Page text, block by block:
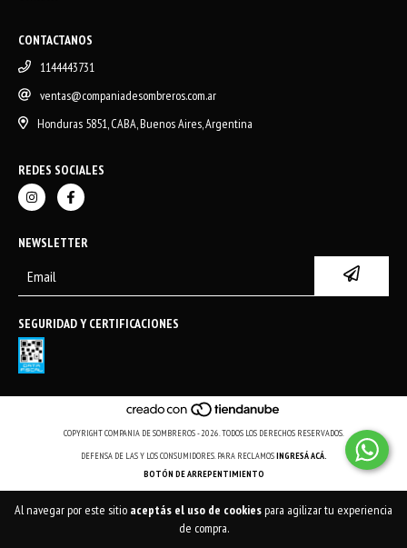
Al navegar por este sitio aceptás el uso de cookiespara agilizar tu experiencia
de compra.
CONTACTANOS
1144443731
ventas@companiadesombreros.com.ar
Honduras 5851, CABA, Buenos Aires, Argentina
REDES SOCIALES
NEWSLETTER
SEGURIDAD Y CERTIFICACIONES
COPYRIGHT COMPANIA DE SOMBREROS - 2026. TODOS LOS DERECHOS RESERVADOS.
DEFENSA DE LAS Y LOS CONSUMIDORES. PARA RECLAMOSINGRESÁ ACÁ.
BOTÓN DE ARREPENTIMIENTO